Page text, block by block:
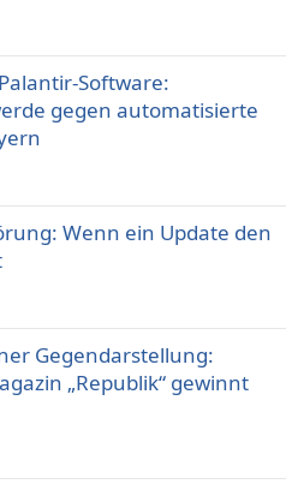
Software:
gegen automatisierte
Wenn ein Update den
Gegendarstel­lung:
„Republik“ gewinnt